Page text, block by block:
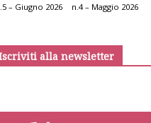
– Giugno 2026 n.4 – Maggio 2026
alla newsletter